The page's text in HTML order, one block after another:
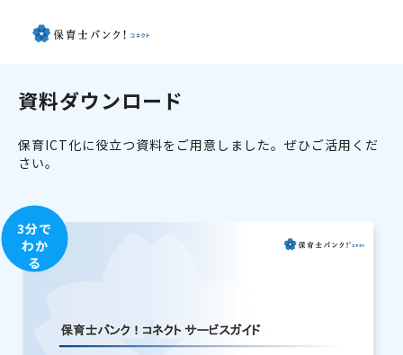
資料ダウンロード
保育ICT化に役立つ資料をご用意しました。ぜひご活用くだ
さい。
3分で
わか
る